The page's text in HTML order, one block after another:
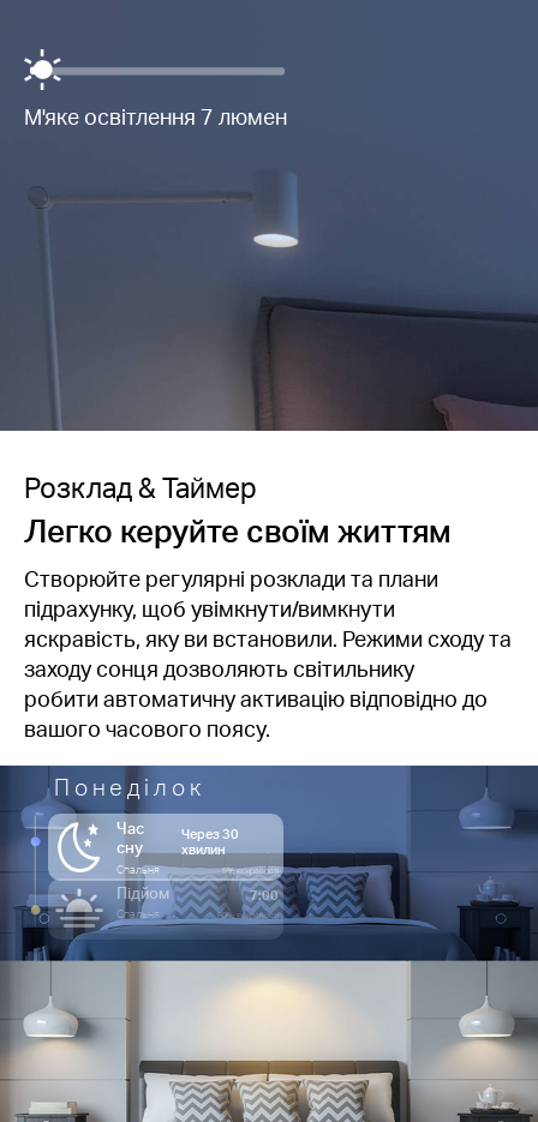
М'яке освітлення 7 люмен
Розклад & Таймер
Легко керуйте своїм життям
Створюйте регулярні розклади та плани
підрахунку, щоб увімкнути/вимкнути
яскравість, яку ви встановили. Режими сходу та
заходу сонця дозволяють світильнику
робити автоматичну активацію відповідно до
вашого часового поясу.
Понеділок
Час
сну
Через 30
хвилин
Спальня 5% яскравості
Підйом 7:00
Спальня 80% яскравості